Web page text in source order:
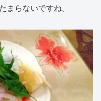
まらないですね。